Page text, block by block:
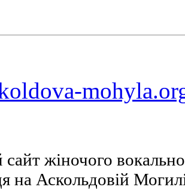
сайт жіночого
на Аскольдовій